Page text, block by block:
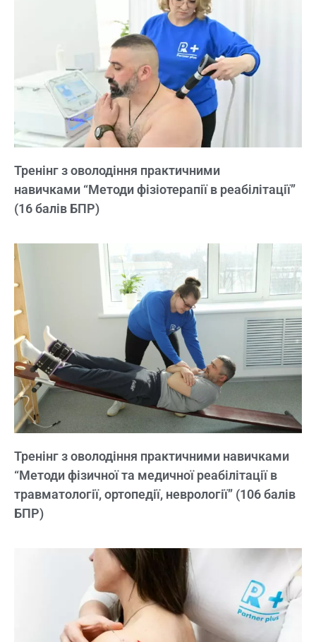
Тренінг з оволодіння практичними
навичками “Методи фізіотерапії в реабілітації”
(16 балів БПР)
Тренінг з оволодіння практичними навичками
“Методи фізичної та медичної реабілітації в
травматології, ортопедії, неврології” (106 балів
БПР)